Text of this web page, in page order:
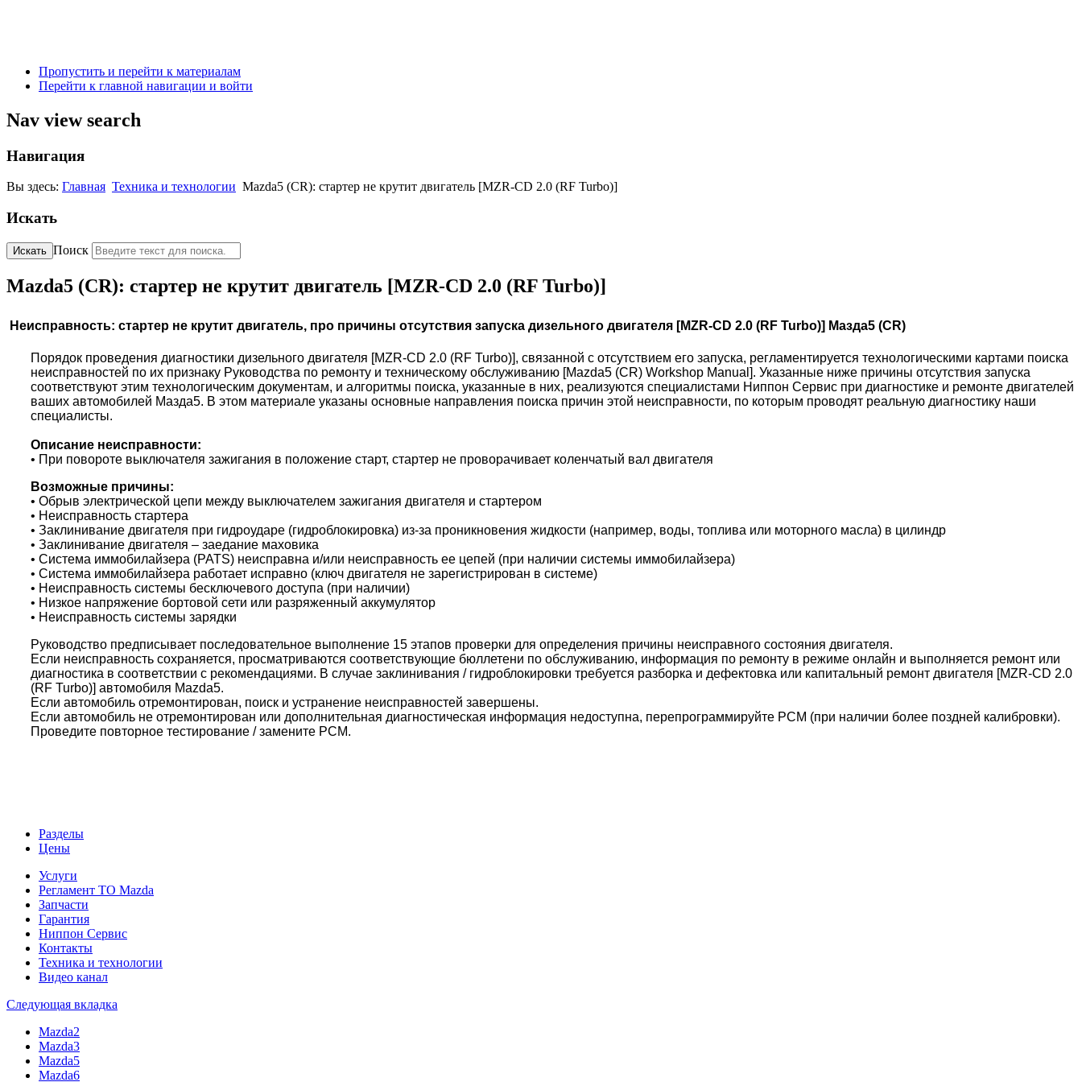
Пропустить и перейти к материалам
Перейти к главной навигации и войти
Nav view search
Навигация
Вы здесь: Главная Техника и технологии Mazda5 (CR): стартер не крутит двигатель [MZR-CD 2.0 (RF Turbo)]
Искать
Искать Поиск
Mazda5 (CR): стартер не крутит двигатель [MZR-CD 2.0 (RF Turbo)]
Неисправность: стартер не крутит двигатель, про причины отсутствия запуска дизельного двигателя [MZR-CD 2.0 (RF Turbo)] Мазда5 (CR)
Порядок проведения диагностики дизельного двигателя [MZR-CD 2.0 (RF Turbo)], связанной с отсутствием его запуска, регламентируется технологическими картами поиска
неисправностей по их признаку Руководства по ремонту и техническому обслуживанию [Mazda5 (CR) Workshop Manual]. Указанные ниже причины отсутствия запуска
соответствуют этим технологическим документам, и алгоритмы поиска, указанные в них, реализуются специалистами Ниппон Сервис при диагностике и ремонте двигателей
ваших автомобилей Мазда5. В этом материале указаны основные направления поиска причин этой неисправности, по которым проводят реальную диагностику наши
специалисты.
Описание неисправности:
• При повороте выключателя зажигания в положение старт, стартер не проворачивает коленчатый вал двигателя
Возможные причины:
• Обрыв электрической цепи между выключателем зажигания двигателя и стартером
• Неисправность стартера
• Заклинивание двигателя при гидроударе (гидроблокировка) из-за проникновения жидкости (например, воды, топлива или моторного масла) в цилиндр
• Заклинивание двигателя – заедание маховика
• Система иммобилайзера (PATS) неисправна и/или неисправность ее цепей (при наличии системы иммобилайзера)
• Система иммобилайзера работает исправно (ключ двигателя не зарегистрирован в системе)
• Неисправность системы бесключевого доступа (при наличии)
• Низкое напряжение бортовой сети или разряженный аккумулятор
• Неисправность системы зарядки
Руководство предписывает последовательное выполнение 15 этапов проверки для определения причины неисправного состояния двигателя.
Если неисправность сохраняется, просматриваются соответствующие бюллетени по обслуживанию, информация по ремонту в режиме онлайн и выполняется ремонт или
диагностика в соответствии с рекомендациями. В случае заклинивания / гидроблокировки требуется разборка и дефектовка или капитальный ремонт двигателя [MZR-CD 2.0
(RF Turbo)] автомобиля Mazda5.
Если автомобиль отремонтирован, поиск и устранение неисправностей завершены.
Если автомобиль не отремонтирован или дополнительная диагностическая информация недоступна, перепрограммируйте PCM (при наличии более поздней калибровки).
Проведите повторное тестирование / замените РСМ.
Разделы
Цены
Услуги
Регламент ТО Mazda
Запчасти
Гарантия
Ниппон Сервис
Контакты
Техника и технологии
Видео канал
Следующая вкладка
Mazda2
Mazda3
Mazda5
Mazda6